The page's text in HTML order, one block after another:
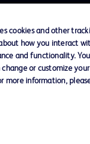
私政策 使用条
reserved. BD and
of Becton, Dickinson
cookies and other
how you interact
and functionality.
change or customize
more information,